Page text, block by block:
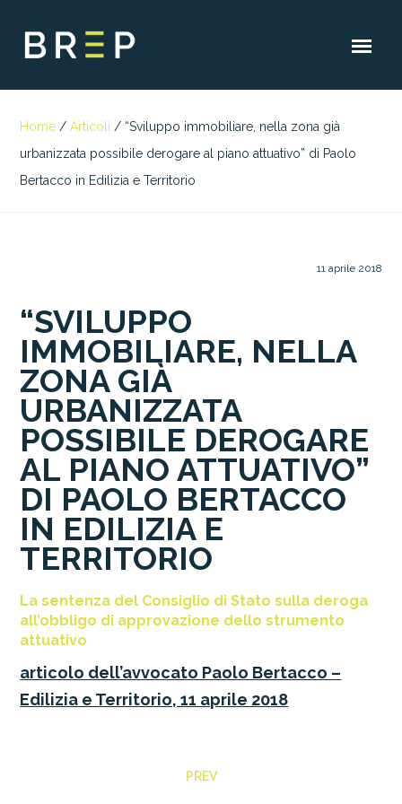
Home / Articoli / “Sviluppo immobiliare, nella zona già
urbanizzata possibile derogare al piano attuativo” di Paolo
Bertacco in Edilizia e Territorio
11 aprile 2018
“SVILUPPO
IMMOBILIARE, NELLA
ZONA GIÀ
URBANIZZATA
POSSIBILE DEROGARE
AL PIANO ATTUATIVO”
DI PAOLO BERTACCO
IN EDILIZIA E
TERRITORIO
La sentenza del Consiglio di Stato sulla deroga
all’obbligo di approvazione dello strumento
attuativo
articolo dell’avvocato Paolo Bertacco –
Edilizia e Territorio, 11 aprile 2018
PREV